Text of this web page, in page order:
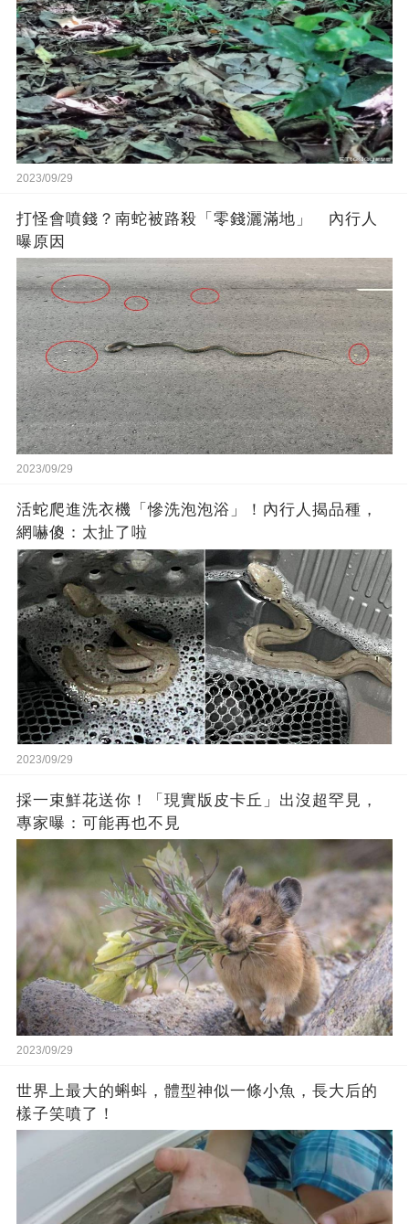
2023/09/29
打怪會噴錢？南蛇被路殺「零錢灑滿地」 內行人
曝原因
2023/09/29
活蛇爬進洗衣機「慘洗泡泡浴」！內行人揭品種，
網嚇傻：太扯了啦
2023/09/29
採一束鮮花送你！「現實版皮卡丘」出沒超罕見，
專家曝：可能再也不見
2023/09/29
世界上最大的蝌蚪，體型神似一條小魚，長大后的
樣子笑噴了！